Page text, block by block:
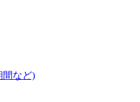
間など)